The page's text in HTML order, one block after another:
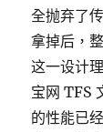
全抛弃了
拿掉后，
这一设计
宝网 TFS
的性能已